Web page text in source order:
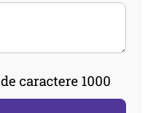
caractere 1000